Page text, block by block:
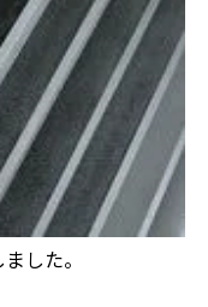
した。